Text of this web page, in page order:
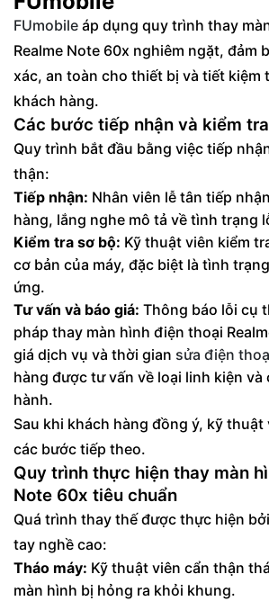
FUmobile áp dụng quy trình thay
Realme Note 60x nghiêm ngặt, đảm
xác, an toàn cho thiết bị và tiết kiệm
khách hàng.
Các bước tiếp nhận và kiểm
Quy trình bắt đầu bằng việc tiếp
thận:
Tiếp nhận: Nhân viên lễ tân tiếp
hàng, lắng nghe mô tả về tình trạng
Kiểm tra sơ bộ: Kỹ thuật viên kiểm
cơ bản của máy, đặc biệt là tình
ứng.
Tư vấn và báo giá: Thông báo lỗi cụ
pháp thay màn hình điện thoại
giá dịch vụ và thời gian sửa điện
hàng được tư vấn về loại linh kiện và
hành.
Sau khi khách hàng đồng ý, kỹ thuật
các bước tiếp theo.
Quy trình thực hiện thay màn
Note 60x tiêu chuẩn
Quá trình thay thế được thực hiện
tay nghề cao:
Tháo máy: Kỹ thuật viên cẩn thận
màn hình bị hỏng ra khỏi khung.